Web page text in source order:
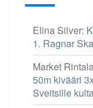
Elina Silver:
1. Ragnar
Market
50m kivääri
Sveitsille